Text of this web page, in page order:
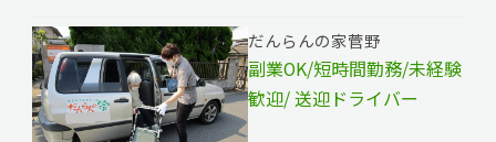
だんらんの家菅野
副業OK/短時間勤務/未経験
歓迎/ 送迎ドライバー